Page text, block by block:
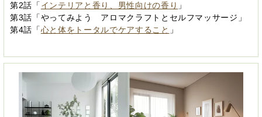
第2話「 インテリアと香り、男性向けの香り 」
第3話「やってみよう アロマクラフトとセルフマッサージ」
第4話「心と体をトータルでケアすること 」